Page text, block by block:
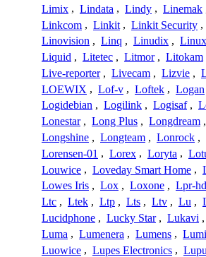
Limix , Lindata , Lindy , Linemak
Linkcom , Linkit , Linkit Security ,
Linovision , Linq , Linudix , Linux
Liquid , Litetec , Litmor , Litokam
Live-reporter , Livecam , Lizvie ,
LOEWIX , Lof-v , Loftek , Logan
Logidebian , Logilink , Logisaf ,
Lonestar , Long Plus , Longdream ,
Longshine , Longteam , Lonrock ,
Lorensen-01 , Lorex , Loryta ,
Louwice , Loveday Smart Home ,
Lowes Iris , Lox , Loxone , Lpr-
Ltc , Ltek , Ltp , Lts , Ltv , Lu ,
Lucidphone , Lucky Star , Lukavi ,
Luma , Lumenera , Lumens ,
Luowice , Lupes Electronics ,